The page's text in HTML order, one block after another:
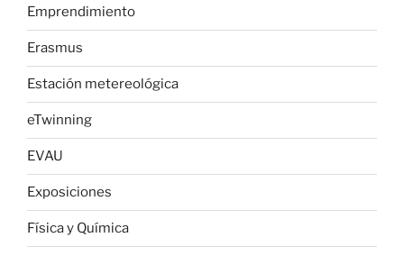
Emprendimiento
Erasmus
Estación metereológica
eTwinning
EVAU
Exposiciones
Física y Química